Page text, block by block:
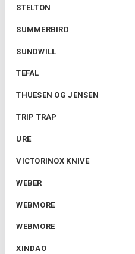
STELTON
SUMMERBIRD
SUNDWILL
TEFAL
THUESEN OG JENSEN
TRIP TRAP
URE
VICTORINOX KNIVE
WEBER
WEBMORE
WEBMORE
XINDAO